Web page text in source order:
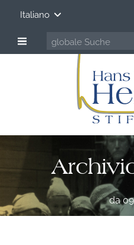
Italiano
da